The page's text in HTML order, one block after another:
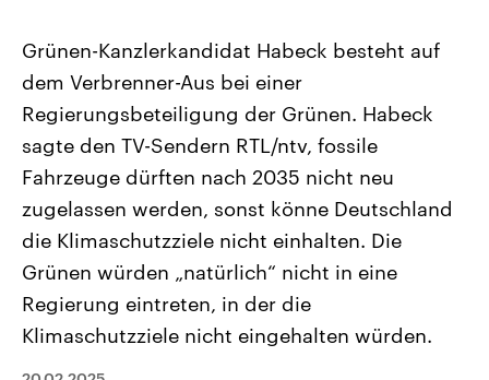
Landtagswahl Sachsen-Anhalt
2026
Alle Informationen
Sachsen-Anhalt wählt am 6.
September 2026 einen neuen
Landtag. Seit 2021 wird das
Bundesland von einer Koalition aus
CDU, SPD und FDP regiert.-
Umfragen, Prognosen,
Wahlprogramme, aktuelle Berichte
und Hintergründe zu den Parteien
und Kandidaten der anstehenden
Wahl.
USA
Aktuelle Beiträge,
Hintergründe
Wirtschaftlich und
gehören die Vereinigten
den mächtigsten Ländern
mit großem Einfluss auf
Sendungen Programm Podcasts
Audio-Archiv
Grünen-Kanzlerkandidat Habeck besteht auf
dem Verbrenner-Aus bei einer
Regierungsbeteiligung der Grünen. Habeck
sagte den TV-Sendern RTL/ntv, fossile
Fahrzeuge dürften nach 2035 nicht neu
zugelassen werden, sonst könne Deutschland
die Klimaschutzziele nicht einhalten. Die
Grünen würden „natürlich“ nicht in eine
Regierung eintreten, in der die
Klimaschutzziele nicht eingehalten würden.